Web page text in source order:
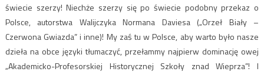
świecie szerzy! Niechże szerzy się po świecie podobny przekaz o
Polsce, autorstwa Walijczyka Normana Daviesa („Orzeł Biały –
Czerwona Gwiazda” i inne)! My zaś tu w Polsce, aby warto było nasze
dzieła na obce języki tłumaczyć, przełammy najpierw dominację owej
„Akademicko-Profesorskiej Historycznej Szkoły znad Wieprza”! I